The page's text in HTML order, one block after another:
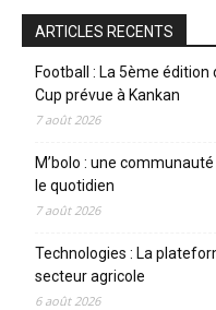
ARTICLES RECENTS
Football : La 5ème édition
Cup prévue à Kankan
7 août 2026
M’bolo : une
le quotidien
7 août 2026
Technologies : La
secteur agricole
6 août 2026